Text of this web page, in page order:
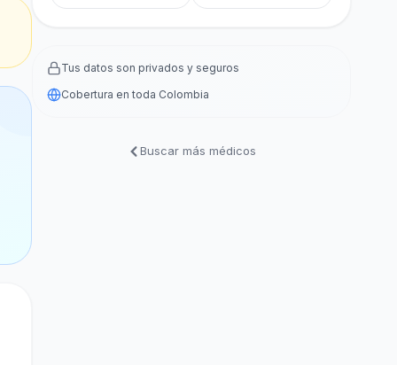
Tus datos son privados y seguros
Cobertura en toda Colombia
Buscar más médicos